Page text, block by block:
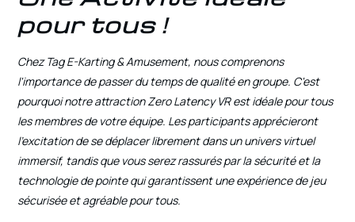
pour tous !
Chez Tag E-Karting & Amusement, nous comprenons
l'importance de passer du temps de qualité en groupe. C'est
pourquoi notre attraction Zero Latency VR est idéale pour tous
les membres de votre équipe. Les participants apprécieront
l'excitation de se déplacer librement dans un univers virtuel
immersif, tandis que vous serez rassurés par la sécurité et la
technologie de pointe qui garantissent une expérience de jeu
sécurisée et agréable pour tous.